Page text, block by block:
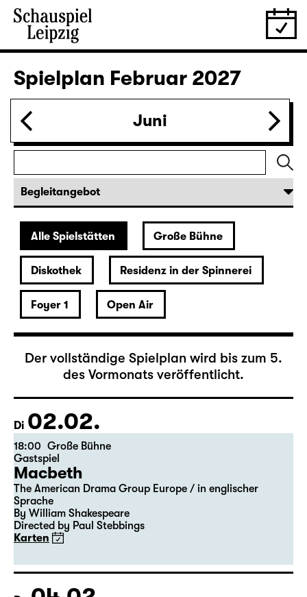
Do
19:30 — 20:55
Was ihr wollt (A Tortured Lover’s
von William Shakespeare
Deutsch von Jens Roselt
Fassung von Pia Richter und Julia Buchberger
Regie: Pia Richter
18:45 + 19:00
Einführung im Rangfoyer
30.01.
15:00 Große Bühne
Das Vermächtnis
(The Inheritance)
von Matthew Lopez
aus dem Amerikanischen von Hannes Becker
Regie: Enrico Lübbe
Karten
Februar 2027
Der vollständige Spielplan wird bis zum 5.
des Vormonats veröffentlicht.
Di 02.02.
18:00 Große Bühne
Gastspiel
Macbeth
The American Drama Group Europe / in englischer
By William Shakespeare
Directed by Paul Stebbings
Karten